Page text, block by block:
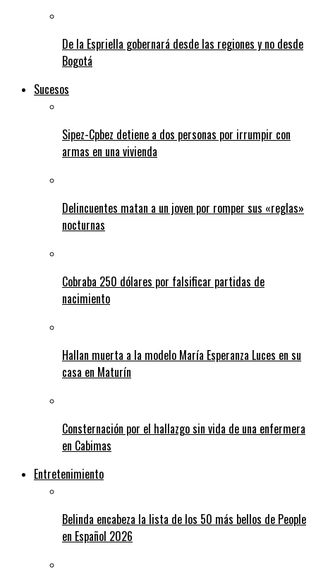
De la Espriella gobernará desde las regiones y no desde
Bogotá
Sucesos
Sipez-Cpbez detiene a dos personas por irrumpir con
armas en una vivienda
Delincuentes matan a un joven por romper sus «reglas»
nocturnas
Cobraba 250 dólares por falsificar partidas de
nacimiento
Hallan muerta a la modelo María Esperanza Luces en su
casa en Maturín
Consternación por el hallazgo sin vida de una enfermera
en Cabimas
Entretenimiento
Belinda encabeza la lista de los 50 más bellos de People
en Español 2026